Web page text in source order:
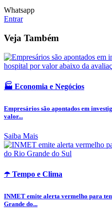
Whatsapp
Entrar
Veja Também
🏭 Economia e Negócios
Empresários são apontados em
valor...
Saiba Mais
☂️ Tempo e Clima
INMET emite alerta vermelho para
Grande do...